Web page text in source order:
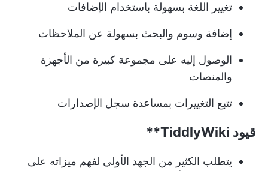
تغيير اللغة بسهولة باستخدام الإضافات
إضافة وسوم والبحث بسهولة عن الملاحظات
الوصول إليه على مجموعة كبيرة من الأجهزة
والمنصات
تتبع التغييرات بمساعدة سجل الإصدارات
قيود TiddlyWiki**
يتطلب الكثير من الجهد الأولي لفهم ميزاته على